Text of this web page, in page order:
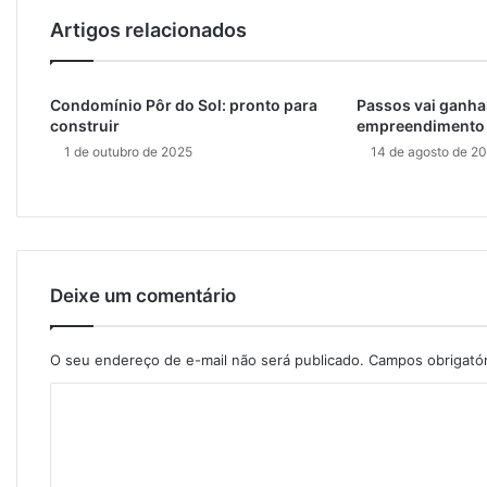
Artigos relacionados
Condomínio Pôr do Sol: pronto para
construir
1 de outubro de 2025
Passos vai
empreendimento
14 de agosto de
Deixe um comentário
O seu endereço de e-mail não será publicado. Campos